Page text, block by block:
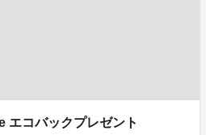
エコバックプレゼント